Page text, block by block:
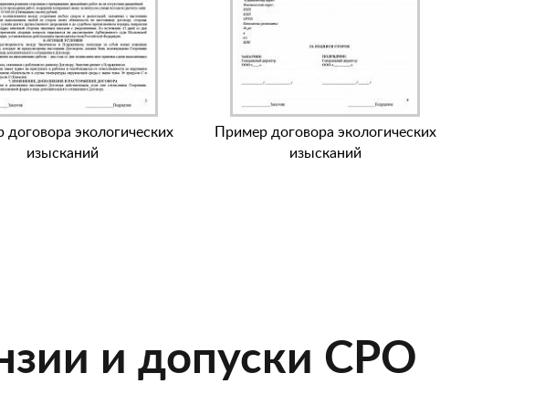
договора экологических
изысканий
Пример договора экологических
изысканий
и допуски СРО